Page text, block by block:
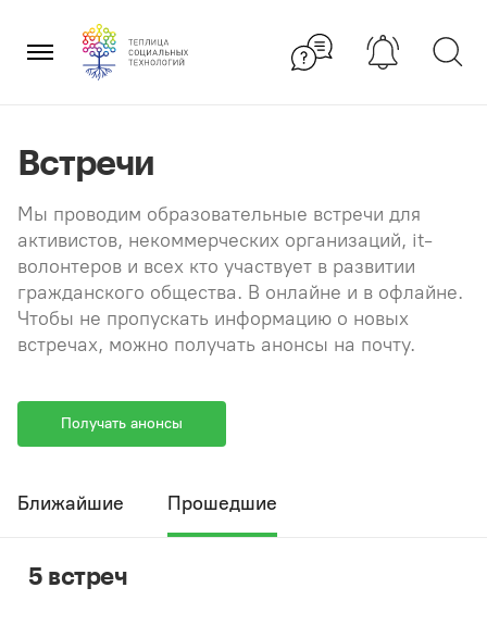
содержанию
×
Встречи
Мы проводим образовательные встречи для
активистов, некоммерческих организаций, it-
волонтеров и всех кто участвует в развитии
гражданского общества. В онлайне и в офлайне.
Чтобы не пропускать информацию о новых
встречах, можно получать анонсы на почту.
Получать анонсы
Ближайшие Прошедшие
5 встреч